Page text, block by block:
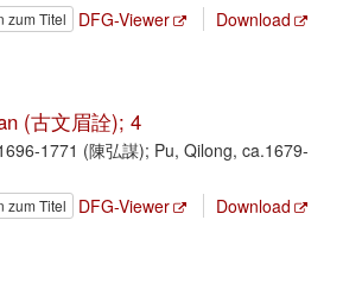
zum Titel DFG-Viewer Download
(古文眉詮); 4
1771 (陳弘謀); Pu, Qilong, ca.1679-
zum Titel DFG-Viewer Download